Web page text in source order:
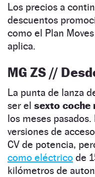
Los precios a
descuentos
como el Plan
aplica.
MG ZS //
La punta de lanza
ser el sexto coche
los meses
versiones de
CV de potencia,
como eléctrico de
kilómetros de